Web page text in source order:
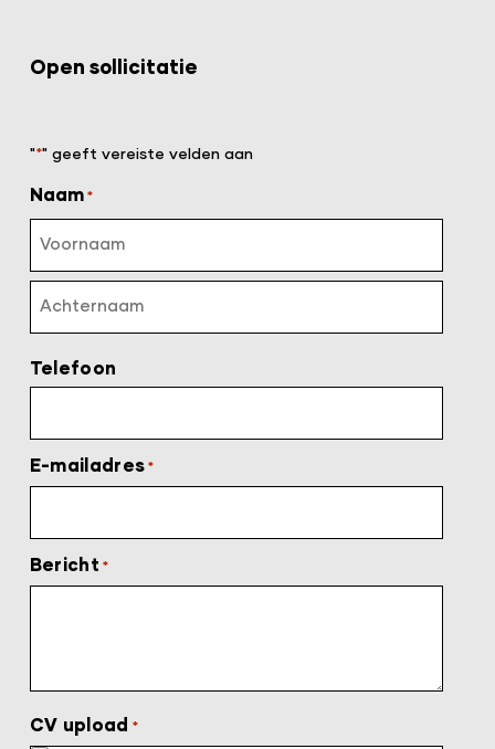
Open sollicitatie
"*" geeft vereiste velden aan
Naam *
Telefoon
E-mailadres *
Bericht *
CV upload *